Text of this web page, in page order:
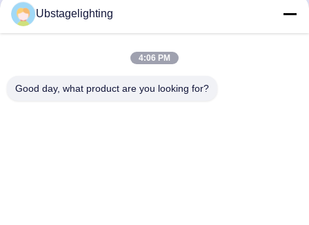
भेजना
Ubstagelighting
4:06 PM
Good day, what product are you looking for?